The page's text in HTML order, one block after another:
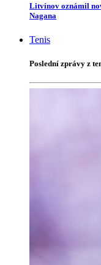
Litvínov oznámil
Nagana
Tenis
Poslední zprávy z